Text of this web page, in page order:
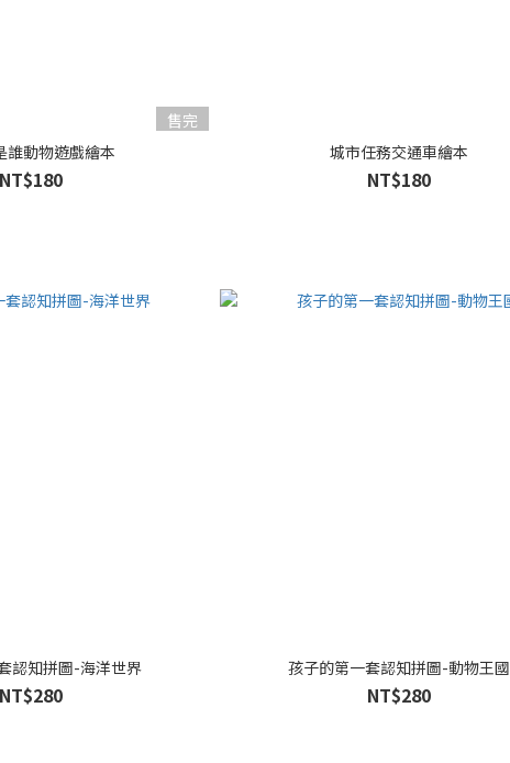
售完
誰動物遊戲繪本
城市任務交通車繪本
NT$180
認知拼圖-海洋世界 孩子的第一套認知拼圖-動物王國
NT$280